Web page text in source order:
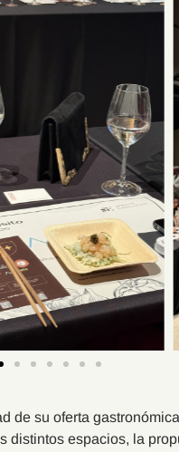
de su oferta
distintos espacios, la